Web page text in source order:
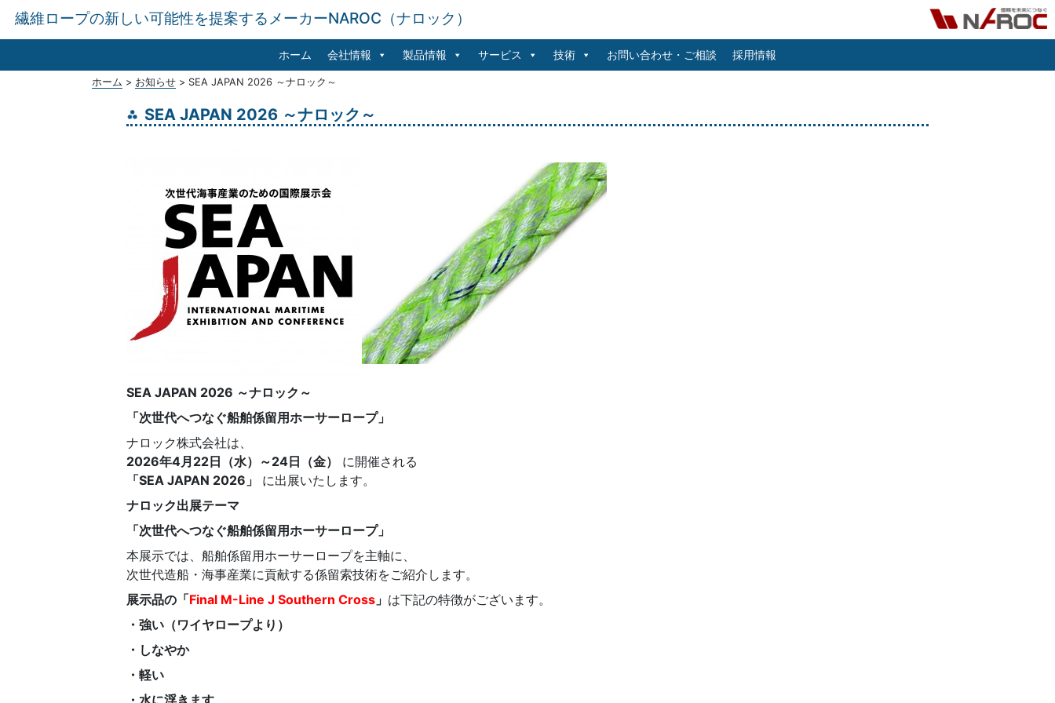
繊維ロープの新しい可能性を提案するメーカーNAROC（ナロック）
ホーム 会社情報 製品情報 サービス 技術 お問い合わせ・ご相談 採用情報
ホーム > お知らせ > SEA JAPAN 2026 ～ナロック～
SEA JAPAN 2026 ～ナロック～
SEA JAPAN 2026 ～ナロック～
「次世代へつなぐ船舶係留用ホーサーロープ」
ナロック株式会社は、
2026年4月22日（水）～24日（金）
に開催される
「SEA JAPAN 2026」
に出展いたします。
ナロック出展テーマ
「次世代へつなぐ船舶係留用ホーサーロープ」
本展示では、船舶係留用ホーサーロープを主軸に、
次世代造船・海事産業に貢献する係留索技術をご紹介します。
展示品の「Final M-Line J Southern Cross 」 は下記の特徴がございます。
・強い（ワイヤロープより）
・しなやか
・軽い
・水に浮きます